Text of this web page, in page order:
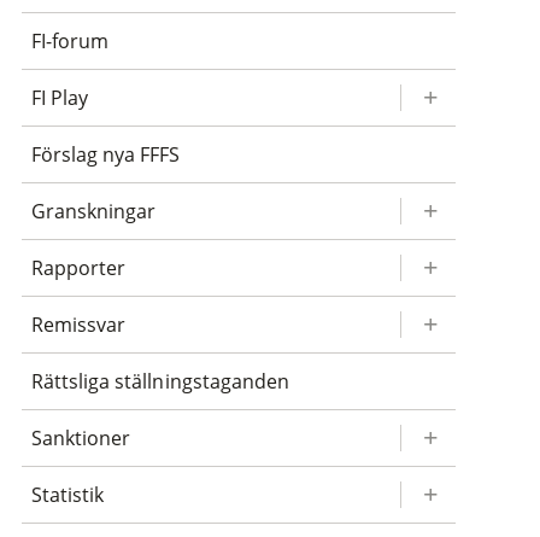
FI-forum
FI Play
Förslag nya FFFS
Granskningar
Rapporter
Remissvar
Rättsliga ställningstaganden
Sanktioner
Statistik